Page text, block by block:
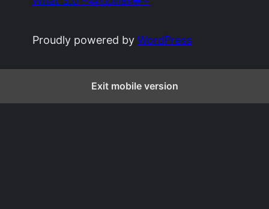
Proudly powered byWordPress
Exit mobile version